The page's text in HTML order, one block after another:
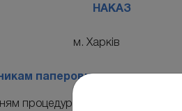
НАКАЗ
м. Харків
паперових трудових
процедури передавання